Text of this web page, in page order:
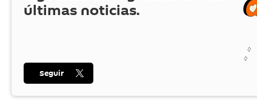
últimas noticias.
Seguir